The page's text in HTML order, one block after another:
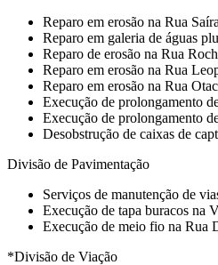
⁠Reparo em erosão na Rua
Reparo em galeria de águas
⁠Reparo de erosão na Rua
⁠Reparo em erosão na Rua
⁠Reparo em erosão na Rua
⁠Execução de prolongamento
⁠Execução de prolongamento
Desobstrução de caixas de
Divisão de Pavimentação
Serviços de manutenção de
⁠Execução de tapa buracos na
⁠Execução de meio fio na Rua
*Divisão de Viação